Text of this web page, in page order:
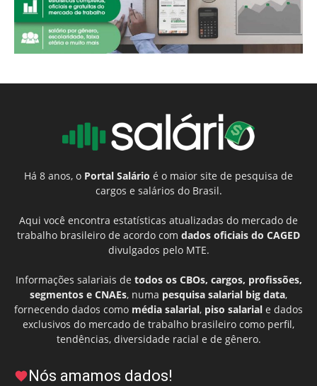
Há 8 anos, o Portal Salário é o maior site de pesquisa de
cargos e salários do Brasil.
Aqui você encontra estatísticas atualizadas do mercado de
trabalho brasileiro de acordo com dados oficiais do CAGED
divulgados pelo MTE.
Informações salariais de todos os CBOs, cargos, profissões,
segmentos e CNAEs, numa pesquisa salarial big data,
fornecendo dados como média salarial, piso salarial e dados
exclusivos do mercado de trabalho brasileiro como perfil,
tendências, diversidade racial e de gênero.
Nós amamos dados!